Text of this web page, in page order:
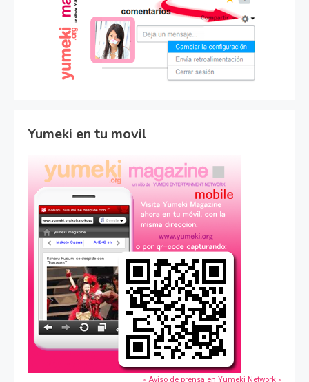
Yumeki en tu movil
» Aviso de prensa en Yumeki Network »